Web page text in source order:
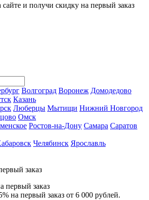
сайте и получи скидку на первый заказ
Волгоград Воронеж Домодедово
Казань
Люберцы Мытищи Нижний Новгород
Омск
Ростов-на-Дону Самара Саратов
Челябинск Ярославль
заказ
на первый заказ от 6 000 рублей.